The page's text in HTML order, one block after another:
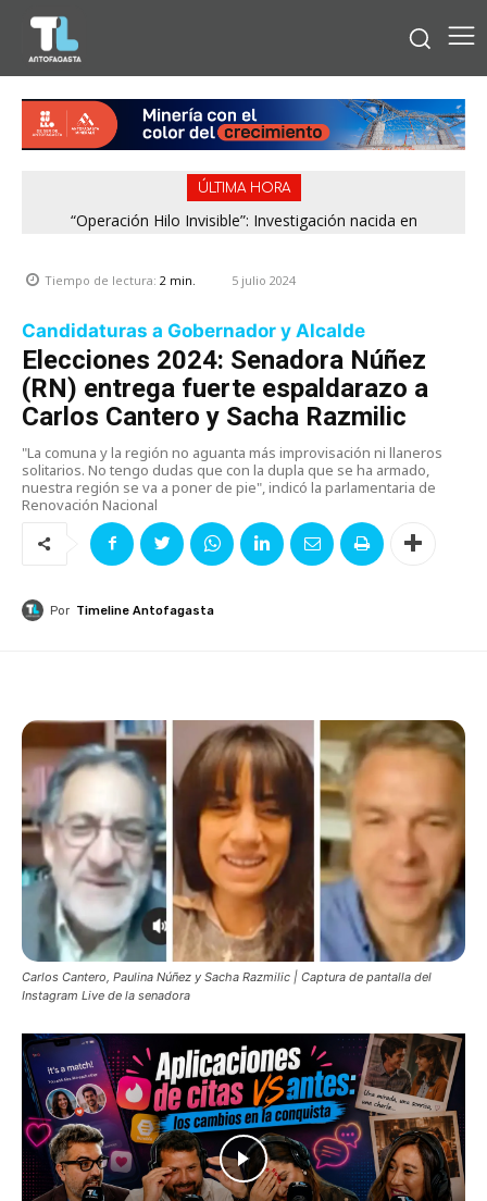
ÚLTIMA HORA
“Operación Hilo Invisible”: Investigación nacida en
Tiempo de lectura: 2 min. 5 julio 2024
Candidaturas a Gobernador y Alcalde
Elecciones 2024: Senadora Núñez
(RN) entrega fuerte espaldarazo a
Carlos Cantero y Sacha Razmilic
"La comuna y la región no aguanta más improvisación ni llaneros
solitarios. No tengo dudas que con la dupla que se ha armado,
nuestra región se va a poner de pie", indicó la parlamentaria de
Renovación Nacional
Por Timeline Antofagasta
Carlos Cantero, Paulina Núñez y Sacha Razmilic | Captura de pantalla del
Instagram Live de la senadora